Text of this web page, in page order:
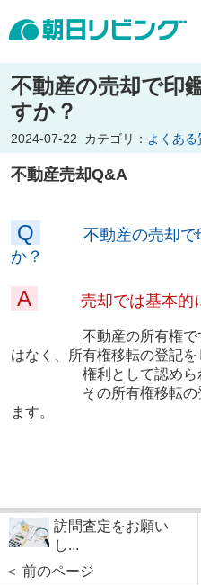
不動産の売却で印
すか？
2024-07-22 カテゴリ： よくあ
不動産売却Q&A
Q
不動産の売却
か？
A 売却では基本的
不動産の所有権ですが
はなく、所有権移転の登記
権利として認められ
その所有権移転の登記
ます。
訪問査定をお願い
し...
＜ 前のページ